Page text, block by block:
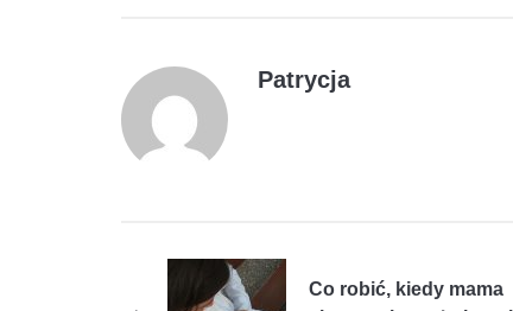
Patrycja
Co robić, kiedy mama